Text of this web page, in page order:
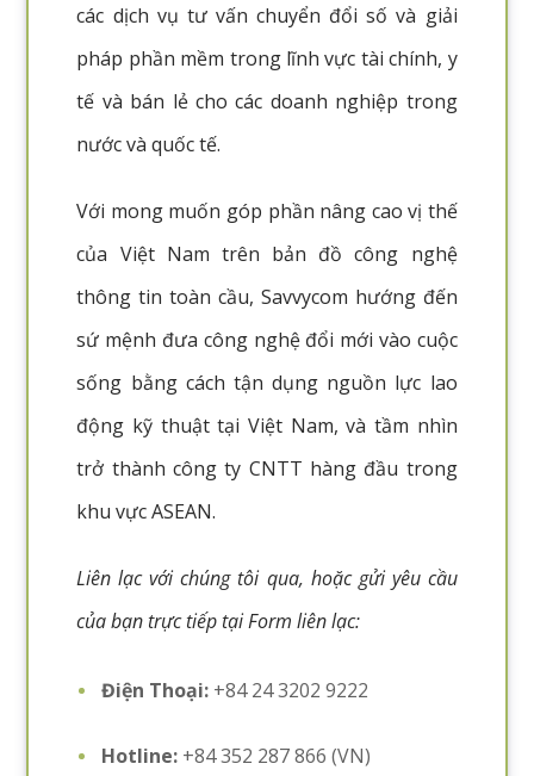
các dịch vụ tư vấn chuyển đổi số và giải
pháp phần mềm trong lĩnh vực tài chính, y
tế và bán lẻ cho các doanh nghiệp trong
nước và quốc tế.
Với mong muốn góp phần nâng cao vị thế
của Việt Nam trên bản đồ công nghệ
thông tin toàn cầu, Savvycom hướng đến
sứ mệnh đưa công nghệ đổi mới vào cuộc
sống bằng cách tận dụng nguồn lực lao
động kỹ thuật tại Việt Nam, và tầm nhìn
trở thành công ty CNTT hàng đầu trong
khu vực ASEAN.
Liên lạc với chúng tôi qua, hoặc gửi yêu cầu
của bạn trực tiếp tại Form liên lạc:
Điện Thoại: +84 24 3202 9222
Hotline: +84 352 287 866 (VN)